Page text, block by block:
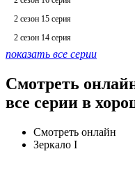
2 сезон 15 серия
2 сезон 14 серия
показать все серии
Смотреть
все серии в
Смотреть онлайн
Зеркало I